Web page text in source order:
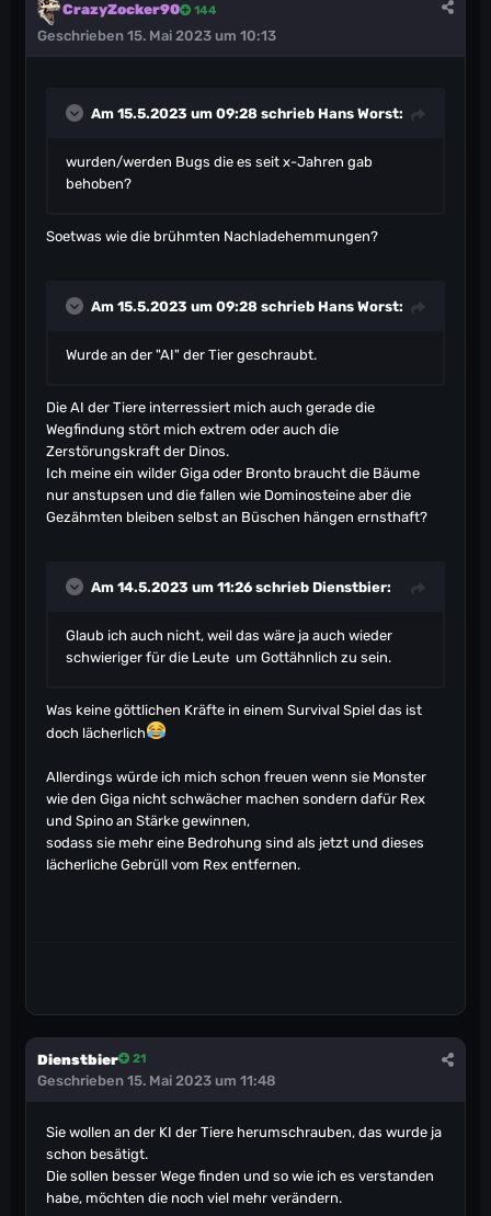
CrazyZocker90 144
Geschrieben 15. Mai 2023 um 10:13
Am 15.5.2023 um 09:28 schrieb Hans Worst:
wurden/werden Bugs die es seit x-Jahren gab
behoben?
Soetwas wie die brühmten Nachladehemmungen?
Am 15.5.2023 um 09:28 schrieb Hans Worst:
Wurde an der "AI" der Tier geschraubt.
Die AI der Tiere interressiert mich auch gerade die
Wegfindung stört mich extrem oder auch die
Zerstörungskraft der Dinos.
Ich meine ein wilder Giga oder Bronto braucht die Bäume
nur anstupsen und die fallen wie Dominosteine aber die
Gezähmten bleiben selbst an Büschen hängen ernsthaft?
Am 14.5.2023 um 11:26 schrieb Dienstbier:
Glaub ich auch nicht, weil das wäre ja auch wieder
schwieriger für die Leute um Gottähnlich zu sein.
Was keine göttlichen Kräfte in einem Survival Spiel das ist
doch lächerlich
Allerdings würde ich mich schon freuen wenn sie Monster
wie den Giga nicht schwächer machen sondern dafür Rex
und Spino an Stärke gewinnen,
sodass sie mehr eine Bedrohung sind als jetzt und dieses
lächerliche Gebrüll vom Rex entfernen.
Dienstbier 21
Geschrieben 15. Mai 2023 um 11:48
Sie wollen an der KI der Tiere herumschrauben, das wurde ja
schon besätigt.
Die sollen besser Wege finden und so wie ich es verstanden
habe, möchten die noch viel mehr verändern.